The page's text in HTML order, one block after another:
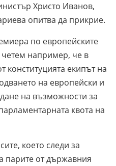
Христо Иванов,
опитва да прикрие.
по европейските
например, че в
конституцията екипът на
на европейски и
на възможности за
квота на
което следи за
парите от държавния